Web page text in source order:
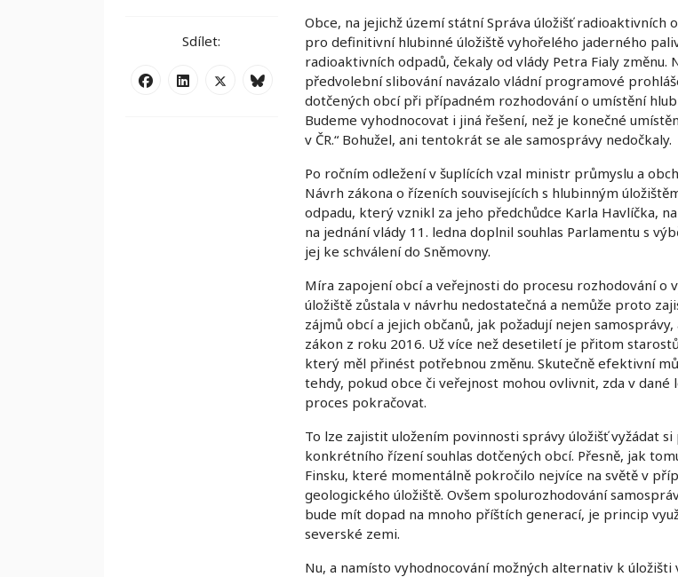
Sdílet:
Obce, na jejichž území státní Správa úložišť radioaktivních
pro definitivní hlubinné úložiště vyhořelého jaderného
radioaktivních odpadů, čekaly od vlády Petra Fialy změnu.
předvolební slibování navázalo vládní programové
dotčených obcí při případném rozhodování o umístění
Budeme vyhodnocovat i jiná řešení, než je konečné
v ČR.“ Bohužel, ani tentokrát se ale samosprávy nedočkaly.
Po ročním odležení v šuplících vzal ministr průmyslu a
Návrh zákona o řízeních souvisejících s hlubinným
odpadu, který vznikl za jeho předchůdce Karla Havlíčka,
na jednání vlády 11. ledna doplnil souhlas Parlamentu s
jej ke schválení do Sněmovny.
Míra zapojení obcí a veřejnosti do procesu rozhodování o
úložiště zůstala v návrhu nedostatečná a nemůže proto
zájmů obcí a jejich občanů, jak požadují nejen
zákon z roku 2016. Už více než desetiletí je přitom
který měl přinést potřebnou změnu. Skutečně efektivní
tehdy, pokud obce či veřejnost mohou ovlivnit, zda v dané
proces pokračovat.
To lze zajistit uložením povinnosti správy úložišť vyžádat
konkrétního řízení souhlas dotčených obcí. Přesně, jak
Finsku, které momentálně pokročilo nejvíce na světě v
geologického úložiště. Ovšem spolurozhodování
bude mít dopad na mnoho příštích generací, je princip
severské zemi.
Nu, a namísto vyhodnocování možných alternativ k úložišti